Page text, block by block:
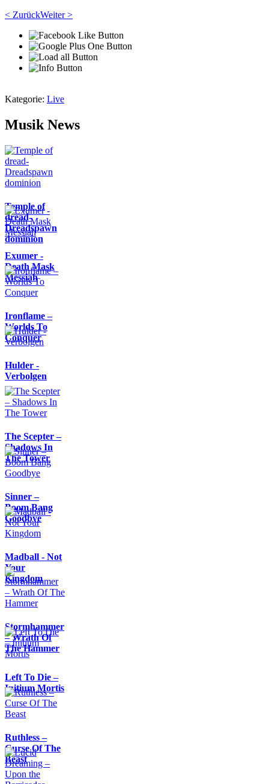
< ZurückWeiter >
Kategorie: Live
Musik News
Temple of
dread-
Dreadspawn
dominion
Exumer -
Death Mask
Messiah
Ironflame –
Worlds To
Conquer
Hulder -
Verbolgen
The Scepter –
Shadows In
The Tower
Sinner –
Boom Bang
Goodbye
Madball - Not
Your
Kingdom
Stormhammer
– Wrath Of
The Hammer
Left To Die –
Initium Mortis
Ruthless –
Curse Of The
Beast